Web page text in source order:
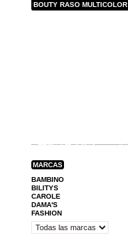
BOUTY RASO MULTICOLOR
MARCAS
BAMBINO
BILITYS
CAROLE
DAMA'S
FASHION